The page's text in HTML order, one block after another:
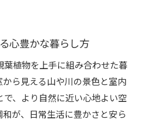
目指すなら観葉植物が最適
る観葉植物の選び方
地よいインテリアの工夫
変わる居心地のよさ
心豊かな暮らし方
植物を上手に組み合わせた暮
ら見える山や川の景色と室内
、より自然に近い心地よい空
が、日常生活に豊かさと安ら